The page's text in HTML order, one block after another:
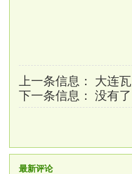
上一条信息： 大连
下一条信息： 没有了
最新评论